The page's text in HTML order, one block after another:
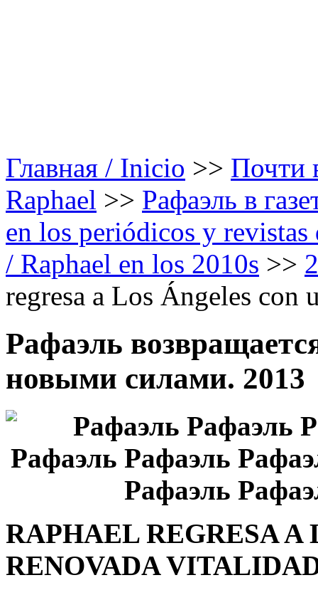
Главная / Inicio >> Почти
Raphael >> Рафаэль в
en los periódicos y
/ Raphael en los 2010s >>
regresa a Los Ángeles con
Рафаэль
новыми силами. 2013
RAPHAEL REGRESA A
RENOVADA